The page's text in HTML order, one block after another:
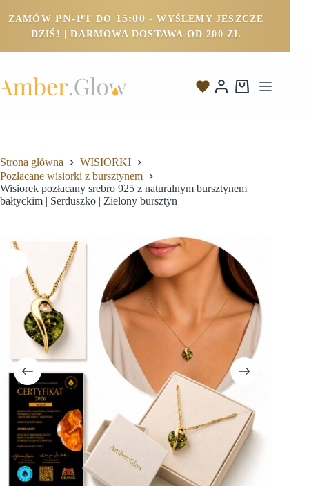
ZAMÓW PN-PT DO 15:00 - WYŚLEMY JESZCZE
DZIŚ! | DARMOWA DOSTAWA OD 200 ZŁ
Strona główna
WISIORKI
Pozłacane wisiorki z bursztynem
Wisiorek pozłacany srebro 925 z naturalnym bursztynem
bałtyckim | Serduszko | Zielony bursztyn